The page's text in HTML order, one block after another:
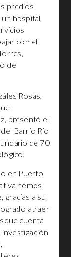
predios
hospital,
con el
de
Rosas,
presentó el
Barrio Río
de 70
en Puerto
hemos
gracias a su
atraer
cuenta